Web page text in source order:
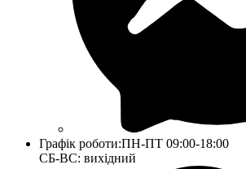
Графік роботи:ПН-ПТ 09:00-18:00
СБ-ВС: вихідний